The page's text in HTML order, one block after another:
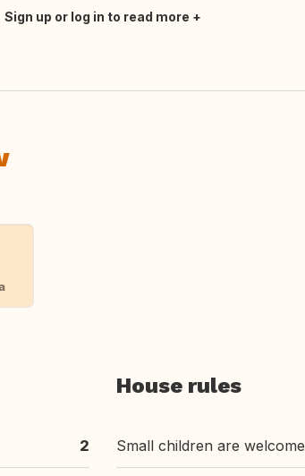
Sign up or log in to read more
2
House rules
Small children are welcome